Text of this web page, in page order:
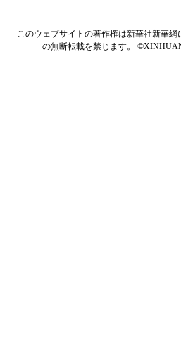
このウェブサイトの著作権は新華社新華
の無断転載を禁じます。